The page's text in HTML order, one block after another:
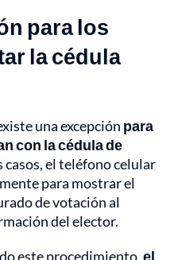
para los
la cédula
una excepción para
con la cédula de
casos, el teléfono celular
para mostrar el
de votación al
del elector.
este procedimiento,el